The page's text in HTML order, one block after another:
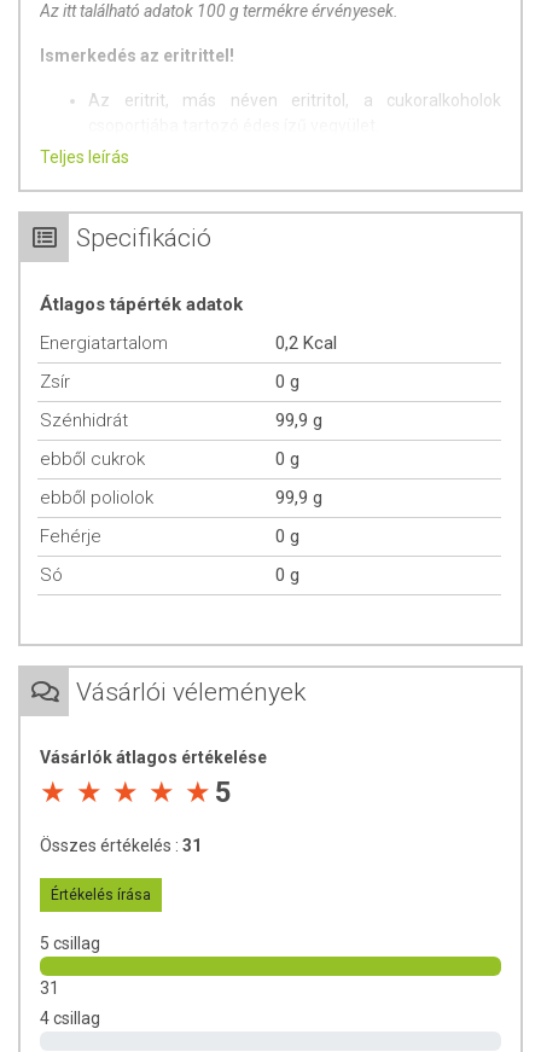
Az itt található adatok 100 g termékre érvényesek.
Ismerkedés az eritrittel!
Az eritrit, más néven eritritol, a cukoralkoholok
Ez egy nulla kalóriás, növényi eredetű, természetes
meg a vércukor- és inzulinszintet, így a cukorbetegek
is biztonsággal alkalmazhatják. Egy gramm eritrit
esetében ez az érték 4 kcal (a maltit és a xilit pedig
Fogyókúra során is hatékonyan bevethető.
A candida-diétát követők is fogyaszthatják.
Paleolit étrendbe is beilleszthető!
Alkalmazás:
Kristálycukor kiváltására használható,
édesítőereje a hagyományos cukor mintegy 80%-a.
Figyelmeztetés:Mértéktelen fogyasztása hashajtó hatást
válthat ki.
TOVÁBBI TUDNIVALÓK
Tárolás:30°C alatt, száraz, hűvös helyen.
Forgalmazó:Multi 4U Hungary Kft.
Teljes leírás
Specifikáció
Átlagos tápérték adatok
Energiatartalom
0,2 Kcal
Zsír
0 g
Szénhidrát
99,9 g
ebből cukrok
0 g
ebből poliolok
99,9 g
Fehérje
0 g
Só
0 g
Vásárlói vélemények
Vásárlók átlagos értékelése
5
Összes értékelés : 31
Értékelés írása
5 csillag
31
4 csillag